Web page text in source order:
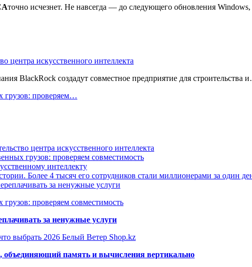
точно исчезнет. Не навсегда — до следующего обновления
центра искусственного интеллекта
BlackRock создадут совместное предприятие для строительства
грузов: проверяем…
центра искусственного интеллекта
грузов: проверяем совместимость
интеллекту
Более 4 тысяч его сотрудников стали миллионерами за один
за ненужные услуги
проверяем совместимость
за ненужные услуги
выбрать 2026 Белый Ветер Shop.kz
память и вычисления вертикально